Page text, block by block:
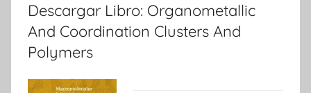
Descargar Libro: Organometallic
And Coordination Clusters And
Polymers